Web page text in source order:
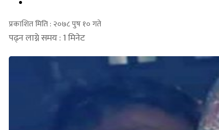
प्रकाशित मिति : २०७८ पुष १० गते
पढ्न लाग्ने समय : 1 मिनेट